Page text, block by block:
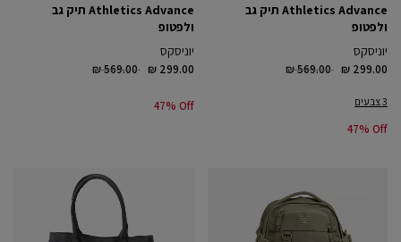
Athletics Advance תיק גב
ולפטופ
יוניסקס
Price reduced from
₪ 569.00 to₪ 299.00
3 צבעים
47% Off
Athletics Advance תיק גב
ולפטופ
יוניסקס
Price reduced from
₪ 569.00 to₪ 299.00
47% Off